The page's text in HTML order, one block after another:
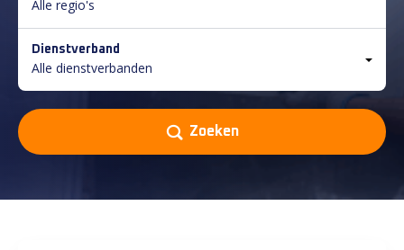
Alle regio's
Dienstverband
Alle dienstverbanden
Zoeken